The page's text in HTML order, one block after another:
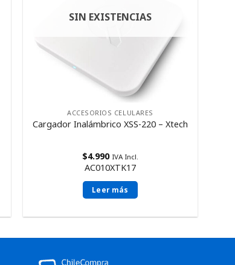
SIN EXISTENCIAS
ACCESORIOS CELULARES
Cargador Inalámbrico XSS-220 – Xtech
$4.990 IVA Incl.
AC010XTK17
Leer más